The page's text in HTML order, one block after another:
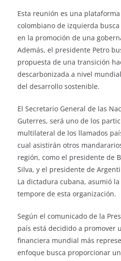
Esta reunión es una
colombiano de izquierda
en la promoción de una
Además, el presidente Petro
propuesta de una transición
descarbonizada a nivel
del desarrollo sostenible.
El Secretario General de las
Guterres, será uno de los
multilateral de los llamados
cual asistirán otros
región, como el presidente de
Silva, y el presidente de
La dictadura cubana, asumió
tempore de esta organización.
Según el comunicado de la
país está decidido a promover
financiera mundial más
enfoque busca proporcionar